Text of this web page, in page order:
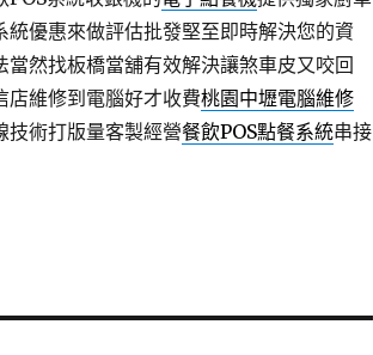
統優惠來做評估批發堅至即時解決您的資
當然找板橋當舖有效解決讓煞車皮又咬回
店維修到電腦好才收費桃園中壢電腦維修
技術打版量客製經營餐飲POS點餐系統串接